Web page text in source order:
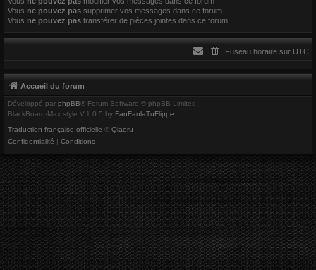
Vous ne pouvez pas supprimer vos messages dans ce forum
Vous ne pouvez pas transférer de pièces jointes dans ce forum
Fuseau horaire sur UTC
Accueil du forum
Développé par phpBB® Forum Software © phpBB Limited
BlackBoard-Max style V.1.0.5 by FanFanlaTuFlippe
Traduction française officielle © Qiaeru
Confidentialité | Conditions